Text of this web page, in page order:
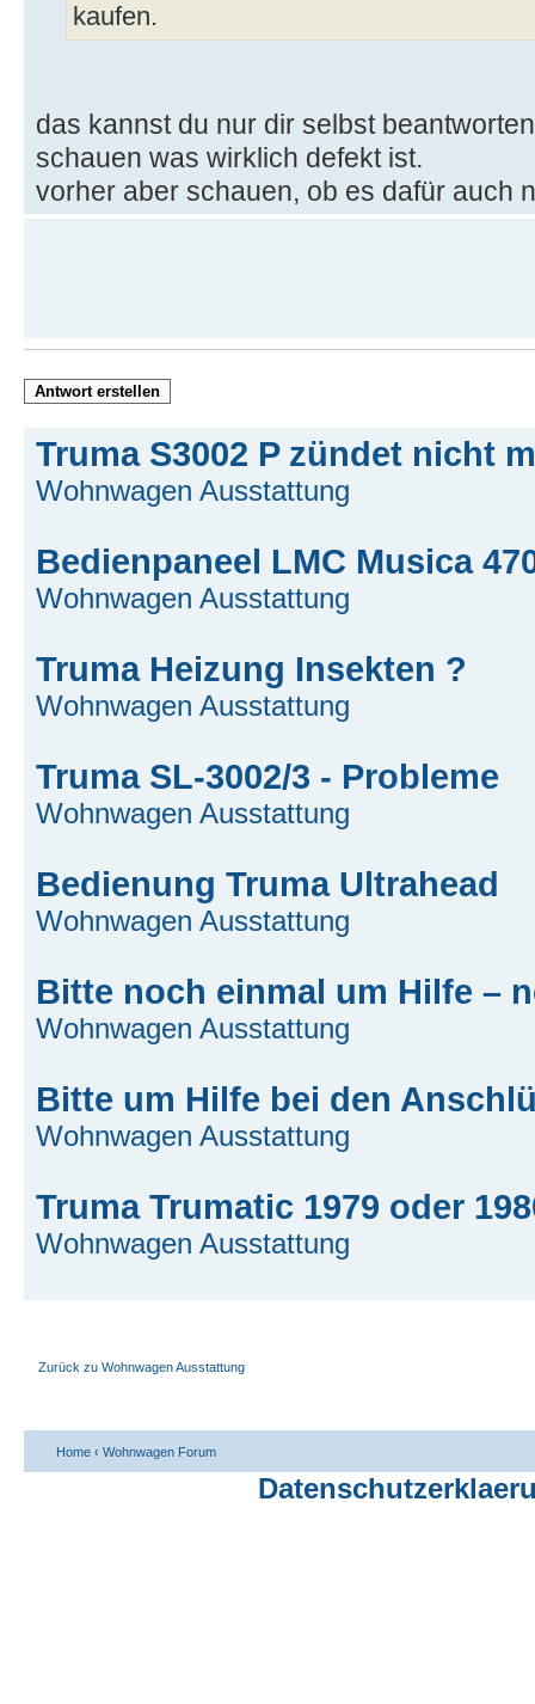
kaufen.
das kannst du nur dir selbst
schauen was wirklich defekt ist.
vorher aber schauen, ob es dafür auch
Antwort erstellen
Truma S3002 P zündet nicht
Wohnwagen Ausstattung
Bedienpaneel LMC Musica
Wohnwagen Ausstattung
Truma Heizung Insekten ?
Wohnwagen Ausstattung
Truma SL-3002/3 - Probleme
Wohnwagen Ausstattung
Bedienung Truma Ultrahead
Wohnwagen Ausstattung
Bitte noch einmal um Hilfe –
Wohnwagen Ausstattung
Bitte um Hilfe bei den
Wohnwagen Ausstattung
Truma Trumatic 1979 oder
Wohnwagen Ausstattung
Zurück zu Wohnwagen Ausstattung
Home ‹ Wohnwagen Forum